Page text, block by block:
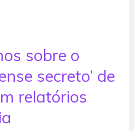
sobre o
secreto’ de
relatórios